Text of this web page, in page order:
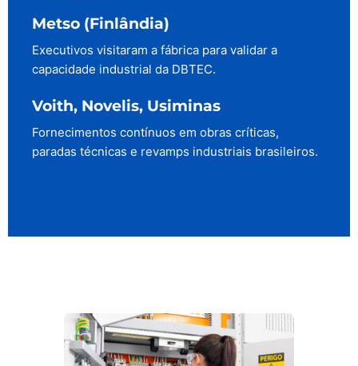
Metso (Finlândia)
Executivos visitaram a fábrica para validar a
capacidade industrial da DBTEC.
Voith, Novelis, Usiminas
Fornecimentos contínuos em obras críticas,
paradas técnicas e revamps industriais brasileiros.